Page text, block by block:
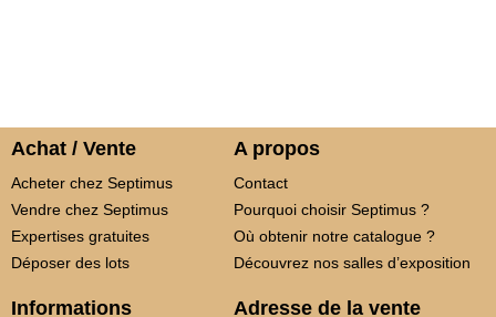
Achat / Vente
Acheter chez Septimus
Vendre chez Septimus
Expertises gratuites
Déposer des lots
A propos
Contact
Pourquoi choisir Septimus ?
Où obtenir notre catalogue ?
Découvrez nos salles d’exposition
Informations Adresse de la vente